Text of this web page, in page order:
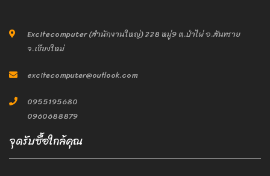
Excitecomputer (สำนักงานใหญ่) 228 หมู่9 ต.ป่าไผ่ อ.สันทราย
จ.เชียงใหม่
excitecomputer@outlook.com
0955195680
0960688879
จุดรับซื้อใกล้คุณ